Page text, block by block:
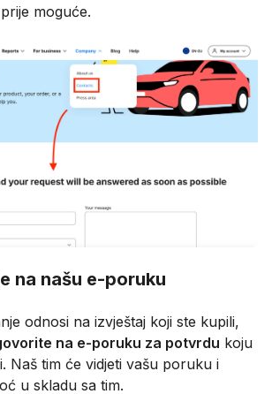
moguće.
na našu e-poruku
odnosi na izvještaj koji ste kupili,
na e-poruku za potvrdu koju
Naš tim će vidjeti vašu poruku i
u skladu sa tim.